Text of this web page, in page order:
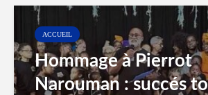
ACCUEIL
Hommage à Pierrot
Narouman : succés